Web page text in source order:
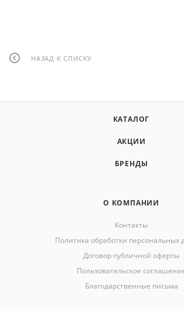
НАЗАД К СПИСКУ
КАТАЛОГ
АКЦИИ
БРЕНДЫ
О КОМПАНИИ
Контакты
Политика обработки персональных
Договор публичной оферты
Пользовательское
Благодарственные письма